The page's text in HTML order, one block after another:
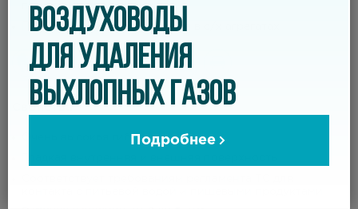
пищевыми продуктами.
Подходит для использования в с/х агрегатах
Свойства
Очень высокая гибкость
ВОЗДУХОВОДЫ
ДЛЯ УДАЛЕНИЯ
ВЫХЛОПНЫХ ГАЗОВ
Подробнее